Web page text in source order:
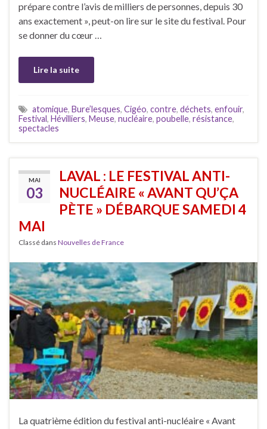
prépare contre l’avis de milliers de personnes, depuis 30
ans exactement », peut-on lire sur le site du festival. Pour
se donner du cœur …
Lire la suite
atomique, Bure’lesques, Cigéo, contre, déchets, enfouir,
Festival, Hévilliers, Meuse, nucléaire, poubelle, résistance,
spectacles
MAI
03
LAVAL : LE FESTIVAL ANTI-
NUCLÉAIRE « AVANT QU’ÇA
PÈTE » DÉBARQUE SAMEDI 4
MAI
Classé dans Nouvelles de France
La quatrième édition du festival anti-nucléaire « Avant